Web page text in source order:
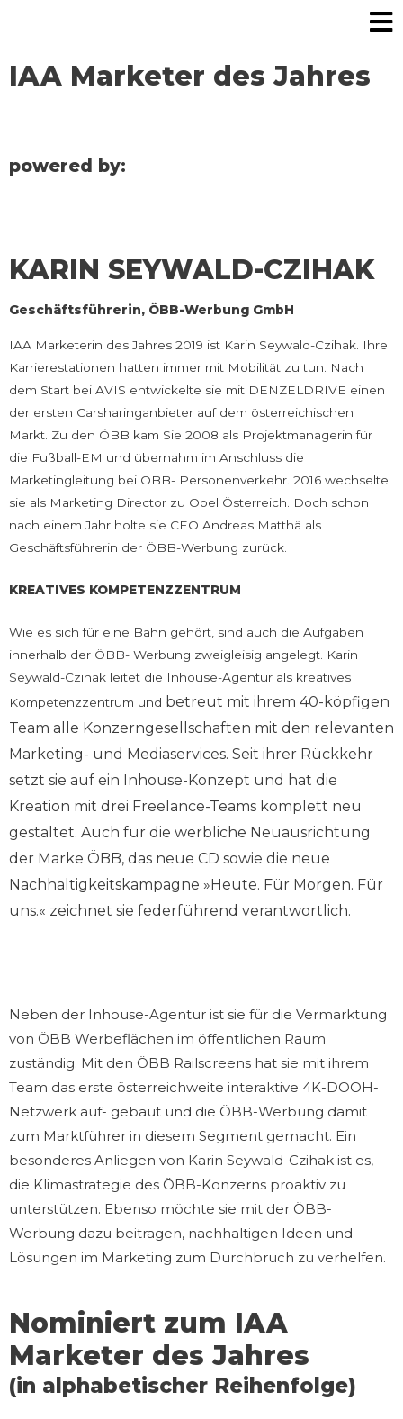
IAA Marketer des Jahres
powered by:
KARIN SEYWALD-CZIHAK​
Geschäftsführerin, ÖBB-Werbung GmbH
IAA Marketerin des Jahres 2019 ist Karin Seywald-Czihak. Ihre
Karrierestationen hatten immer mit Mobilität zu tun. Nach
dem Start bei AVIS entwickelte sie mit DENZELDRIVE einen
der ersten Carsharinganbieter auf dem österreichischen
Markt. Zu den ÖBB kam Sie 2008 als Projektmanagerin für
die Fußball-EM und übernahm im Anschluss die
Marketingleitung bei ÖBB- Personenverkehr. 2016 wechselte
sie als Marketing Director zu Opel Österreich. Doch schon
nach einem Jahr holte sie CEO Andreas Matthä als
Geschäftsführerin der ÖBB-Werbung zurück.
KREATIVES KOMPETENZZENTRUM
Wie es sich für eine Bahn gehört, sind auch die Aufgaben
innerhalb der ÖBB- Werbung zweigleisig angelegt. Karin
Seywald-Czihak leitet die Inhouse-Agentur als kreatives
Kompetenzzentrum und betreut mit ihrem 40-köpfigen
Team alle Konzerngesellschaften mit den relevanten
Marketing- und Mediaservices. Seit ihrer Rückkehr
setzt sie auf ein Inhouse-Konzept und hat die
Kreation mit drei Freelance-Teams komplett neu
gestaltet. Auch für die werbliche Neuausrichtung
der Marke ÖBB, das neue CD sowie die neue
Nachhaltigkeitskampagne »Heute. Für Morgen. Für
uns.« zeichnet sie federführend verantwortlich.
Neben der Inhouse-Agentur ist sie für die Vermarktung
von ÖBB Werbeflächen im öffentlichen Raum
zuständig. Mit den ÖBB Railscreens hat sie mit ihrem
Team das erste österreichweite interaktive 4K-DOOH-
Netzwerk auf- gebaut und die ÖBB-Werbung damit
zum Marktführer in diesem Segment gemacht. Ein
besonderes Anliegen von Karin Seywald-Czihak ist es,
die Klimastrategie des ÖBB-Konzerns proaktiv zu
unterstützen. Ebenso möchte sie mit der ÖBB-
Werbung dazu beitragen, nachhaltigen Ideen und
Lösungen im Marketing zum Durchbruch zu verhelfen.
Nominiert zum IAA
Marketer des Jahres
(in alphabetischer Reihenfolge)